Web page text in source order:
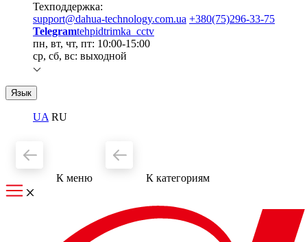
Техподдержка:
support@dahua-technology.com.ua +380(75)296-33-75
Telegramtehpidtrimka_cctv
пн, вт, чт, пт: 10:00-15:00
ср, сб, вс: выходной
Язык
UA RU
К меню К категориям